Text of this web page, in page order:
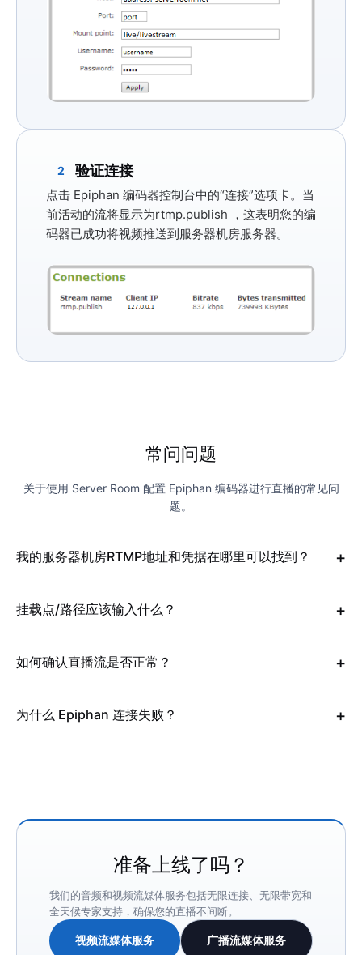
2 验证连接
点击 Epiphan 编码器控制台中的“连接”选项卡。当
前活动的流将显示为rtmp.publish ，这表明您的编
码器已成功将视频推送到服务器机房服务器。
常问问题
关于使用 Server Room 配置 Epiphan 编码器进行直播的常见问
题。
我的服务器机房RTMP地址和凭据在哪里可以找到？
挂载点/路径应该输入什么？
如何确认直播流是否正常？
为什么 Epiphan 连接失败？
准备上线了吗？
我们的音频和视频流媒体服务包括无限连接、无限带宽和
全天候专家支持，确保您的直播不间断。
视频流媒体服务 广播流媒体服务